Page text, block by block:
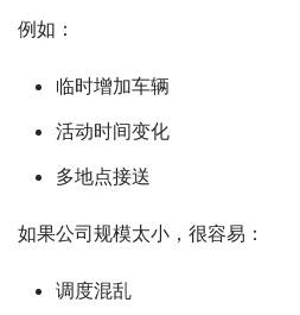
例如：
临时增加车辆
活动时间变化
多地点接送
如果公司规模太小，很容易：
调度混乱